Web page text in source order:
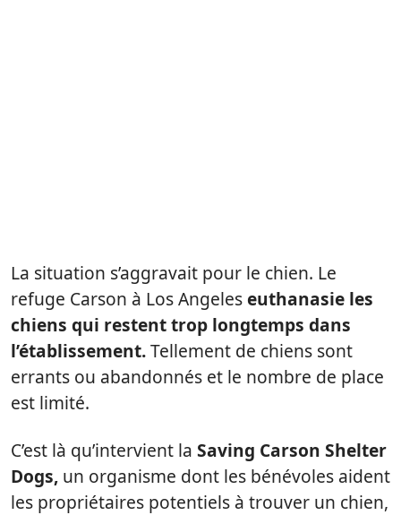
La situation s’aggravait pour le chien. Le
refuge Carson à Los Angeleseuthanasie les
chiens qui restent trop longtemps dans
l’établissement.Tellement de chiens sont
errants ou abandonnés et le nombre de place
est limité.
C’est là qu’intervient la Saving Carson Shelter
Dogs, un organisme dont les bénévoles aident
les propriétaires potentiels à trouver un chien,